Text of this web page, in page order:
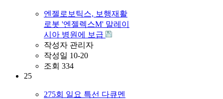
엔젤로보틱스, 보행재활
로봇 '엔젤렉스M' 말레이
시아 병원에 보급
작성자 관리자
작성일 10-20
조회 334
25
275회 일요 특선 다큐멘